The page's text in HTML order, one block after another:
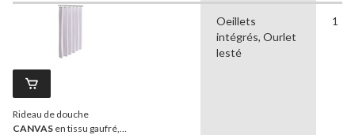
Rideau de douche
CANVAS en tissu gaufré,
Oeillets
intégrés, Ourlet
lesté
1